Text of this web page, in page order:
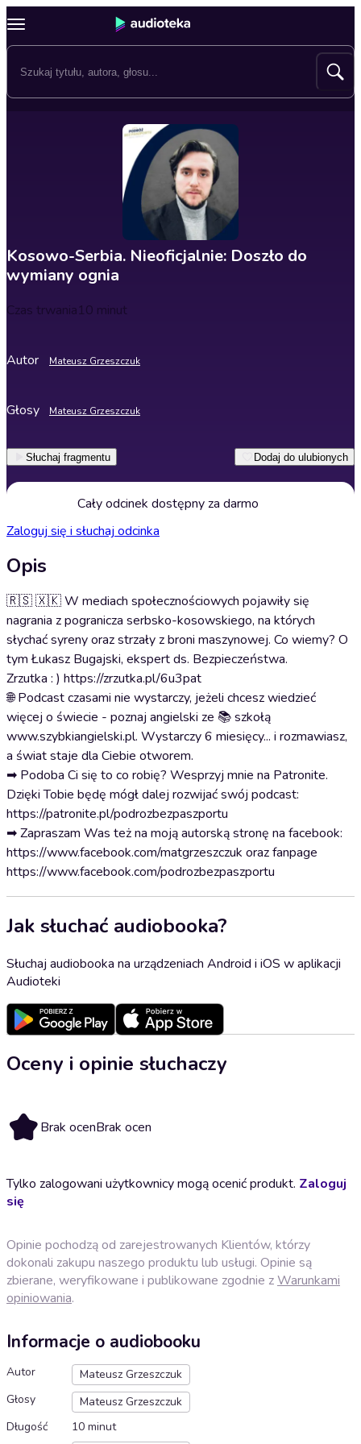
Kosowo-Serbia. Nieoficjalnie: Doszło do
wymiany ognia
Czas trwania10 minut
Autor Mateusz Grzeszczuk
Głosy Mateusz Grzeszczuk
Słuchaj fragmentu Dodaj do ulubionych
Cały odcinek dostępny za darmo
Zaloguj się i słuchaj odcinka
Opis
🇷🇸 🇽🇰 W mediach społecznościowych pojawiły się
nagrania z pogranicza serbsko-kosowskiego, na których
słychać syreny oraz strzały z broni maszynowej. Co wiemy? O
tym Łukasz Bugajski, ekspert ds. Bezpieczeństwa.
Zrzutka : ) https://zrzutka.pl/6u3pat
🌐 Podcast czasami nie wystarczy, jeżeli chcesz wiedzieć
więcej o świecie - poznaj angielski ze 📚 szkołą
www.szybkiangielski.pl. Wystarczy 6 miesięcy... i rozmawiasz,
a świat staje dla Ciebie otworem.
➡ Podoba Ci się to co robię? Wesprzyj mnie na Patronite.
Dzięki Tobie będę mógł dalej rozwijać swój podcast:
https://patronite.pl/podrozbezpaszportu
➡ Zapraszam Was też na moją autorską stronę na facebook:
https://www.facebook.com/matgrzeszczuk oraz fanpage
https://www.facebook.com/podrozbezpaszportu
Jak słuchać audiobooka?
Słuchaj audiobooka na urządzeniach Android i iOS w aplikacji
Audioteki
Oceny i opinie słuchaczy
Brak ocenBrak ocen
Tylko zalogowani użytkownicy mogą ocenić produkt. Zaloguj
się
Opinie pochodzą od zarejestrowanych Klientów, którzy
dokonali zakupu naszego produktu lub usługi. Opinie są
zbierane, weryfikowane i publikowane zgodnie zWarunkami
opiniowania.
Informacje o audiobooku
Autor
Mateusz Grzeszczuk
Głosy
Mateusz Grzeszczuk
Długość
10 minut